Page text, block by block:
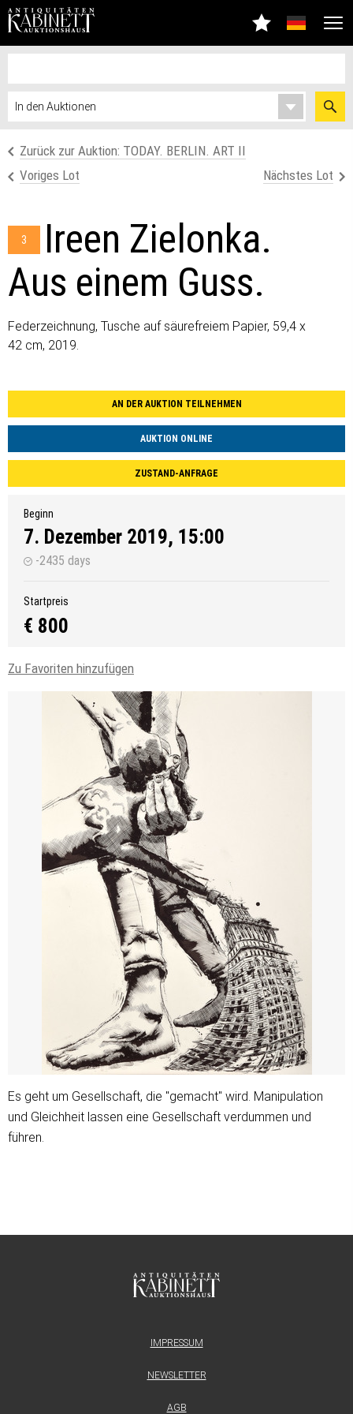
Zurück zur Auktion: TODAY. BERLIN. ART II
Voriges Lot
Nächstes Lot
3
Ireen Zielonka.
Aus einem Guss.
Federzeichnung, Tusche auf säurefreiem Papier, 59,4 x
42 cm, 2019.
AN DER AUKTION TEILNEHMEN
AUKTION ONLINE
ZUSTAND-ANFRAGE
Beginn
7. Dezember 2019, 15:00
-2435 days
Startpreis
€ 800
Zu Favoriten hinzufügen
Es geht um Gesellschaft, die "gemacht" wird. Manipulation
und Gleichheit lassen eine Gesellschaft verdummen und
führen.
IMPRESSUM
NEWSLETTER
AGB